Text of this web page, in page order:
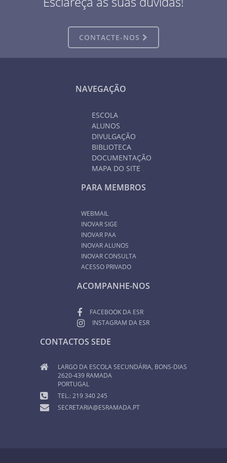
CONTACTE-NOS
NAVEGAÇÃO
ESCOLA
ALUNOS
DIVULGAÇÃO
BIBLIOTECA
DOCUMENTAÇÃO
MAPA DO SITE
PARA MEMBROS
WEBMAIL
INOVAR SIGE
INOVAR PAA
INOVAR ALUNOS
INOVAR CONSULTA
ACESSO PRIVADO
ACOMPANHE-NOS
FACEBOOK DA ESR
INSTAGRAM DA ESR
CONTACTOS SEDE
LARGO DA ESCOLA SECUNDÁRIA, BONS-DIAS
2620-439 RAMADA
PORTUGAL
TEL.: 219 340 245
SECRETARIA@ESRAMADA.PT